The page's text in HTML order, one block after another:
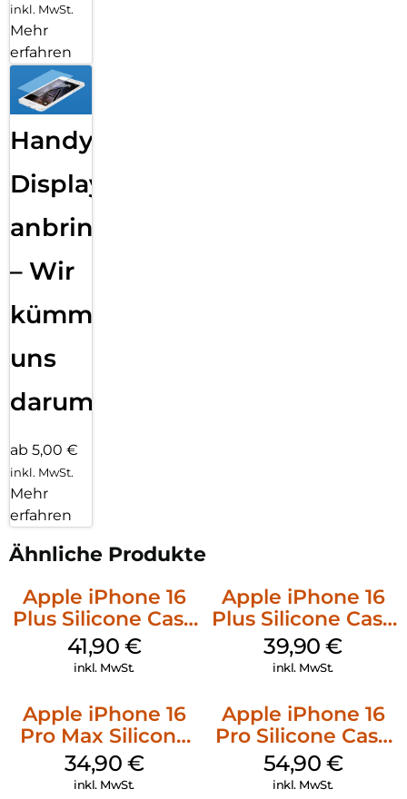
inkl. MwSt.
Mehr
erfahren
Handy
Displayfolie
anbringen
– Wir
kümmern
uns
darum!
ab 5,00 €
inkl. MwSt.
Mehr
erfahren
Ähnliche Produkte
Apple iPhone 16
Plus Silicone Case
MagSafe Stone
Gray
41,90 €
inkl. MwSt.
Apple iPhone 16
Plus Silicone Case
MagSafe Plum
39,90€
inkl. MwSt.
Apple iPhone 16
Pro Max Silicone
Case MagSafe
Denim
34,90 €
inkl. MwSt.
Apple iPhone 16
Pro Silicone Case
MagSafe Black
54,90 €
inkl. MwSt.